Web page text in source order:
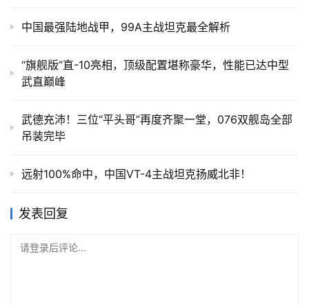
中国最强陆地战甲，99A主战坦克最全解析
“旗舰版”直-10亮相，顶级配置堪称豪华，性能已达中型
武直巅峰
武德充沛！三位“平头哥”再度齐聚一堂，076双舰岛全部
吊装完毕
远射100%命中，中国VT-4主战坦克扬威北非！
发表回复
请登录后评论...